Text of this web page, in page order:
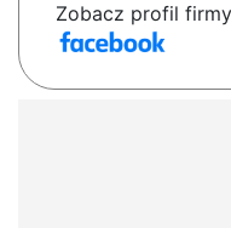
Zobacz profil